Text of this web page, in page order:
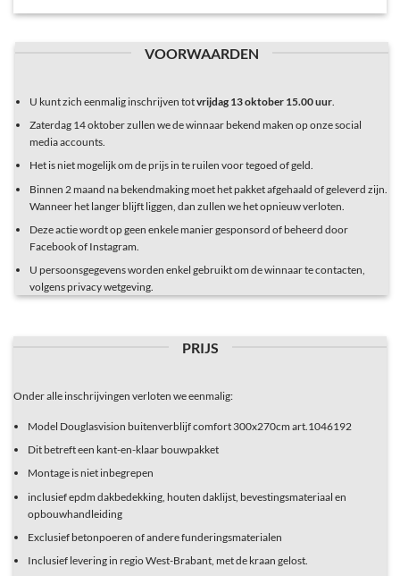
VOORWAARDEN
U kunt zich eenmalig inschrijven totvrijdag 13 oktober 15.00 uur.
Zaterdag 14 oktober zullen we de winnaar bekend maken op onze social
media accounts.
Het is niet mogelijk om de prijs in te ruilen voor tegoed of geld.
Binnen 2 maand na bekendmaking moet het pakket afgehaald of geleverd zijn.
Wanneer het langer blijft liggen, dan zullen we het opnieuw verloten.
Deze actie wordt op geen enkele manier gesponsord of beheerd door
Facebook of Instagram.
U persoonsgegevens worden enkel gebruikt om de winnaar te contacten,
volgens privacy wetgeving.
PRIJS
Onder alle inschrijvingen verloten we eenmalig:
Model Douglasvision buitenverblijf comfort 300x270cm art.1046192
Dit betreft een kant-en-klaar bouwpakket
Montage is niet inbegrepen
inclusief epdm dakbedekking, houten daklijst, bevestingsmateriaal en
opbouwhandleiding
Exclusief betonpoeren of andere funderingsmaterialen
Inclusief levering in regio West-Brabant, met de kraan gelost.